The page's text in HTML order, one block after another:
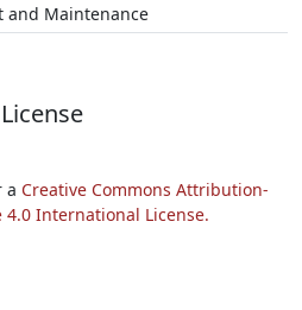
and Maintenance
a Creative Commons Attribution-
4.0 International License.